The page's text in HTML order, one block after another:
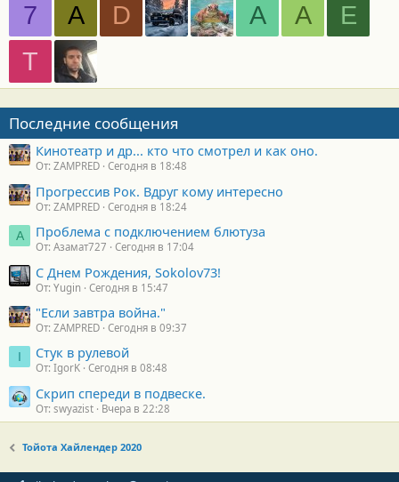
7 A D А А
Е
Т
Последние сообщения
Кинотеатр и др... кто что смотрел и как оно.
От: ZAMPRED Сегодня в 18:48
Прогрессив Рок. Вдруг кому интересно
От: ZAMPRED Сегодня в 18:24
А Проблема с подключением блютуза
От: Азамат727 Сегодня в 17:04
С Днем Рождения, Sokolov73!
От: Yugin Сегодня в 15:47
"Если завтра война."
От: ZAMPRED Сегодня в 09:37
I Стук в рулевой
От: IgorK Сегодня в 08:48
Скрип спереди в подвеске.
От: swyazist Вчера в 22:28
Тойота Хайлендер 2020